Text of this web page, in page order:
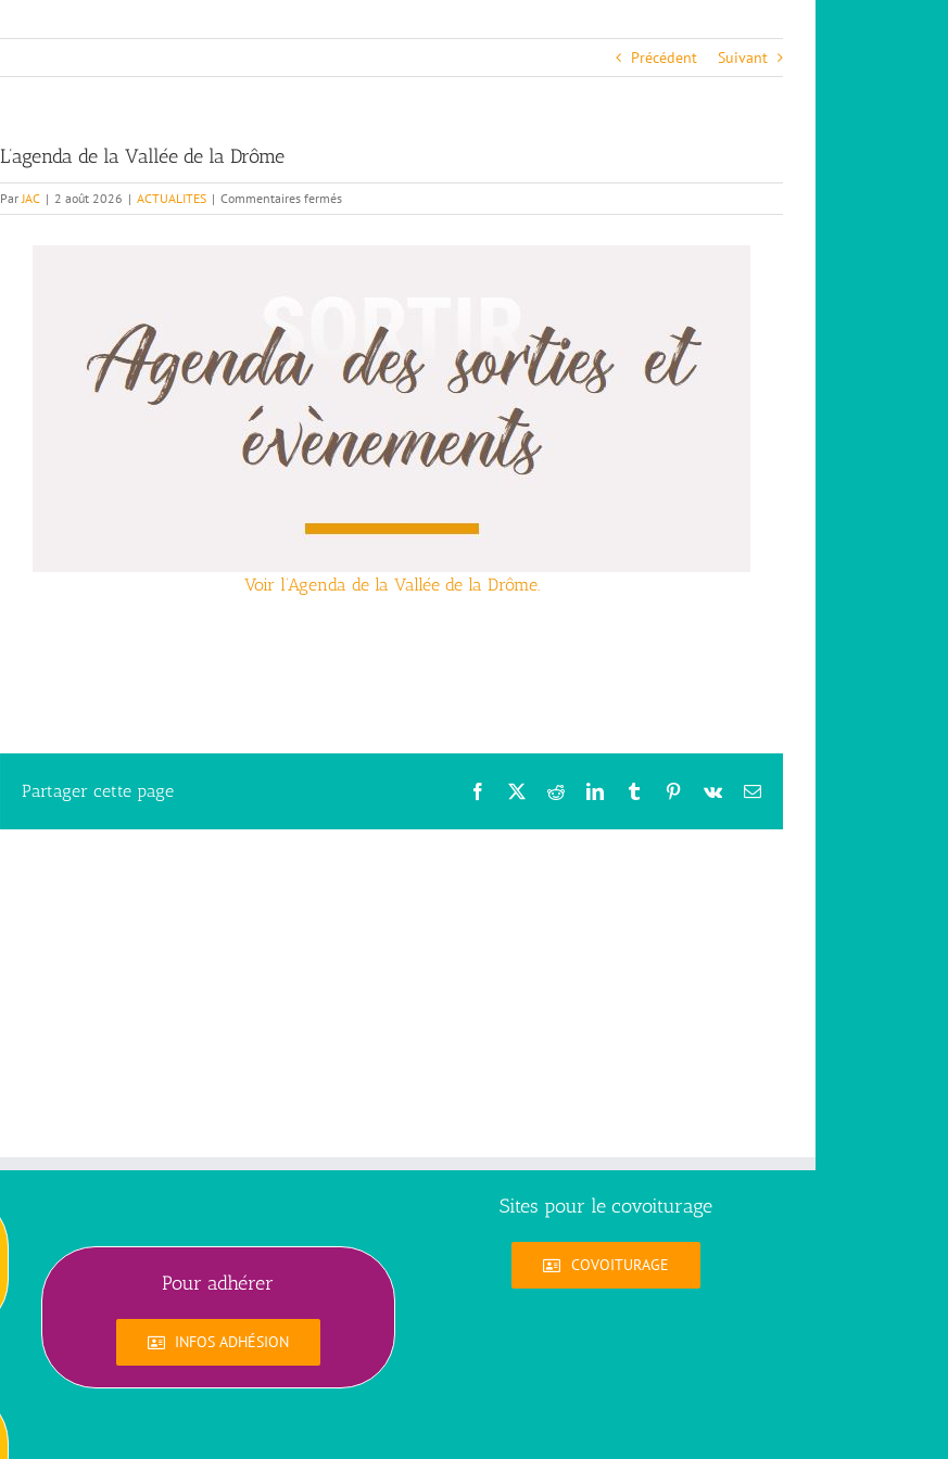
Précédent Suivant
L’agenda de la Vallée de la Drôme
Par JAC | 2 août 2026 | ACTUALITES | Commentaires ferméssur
L’agenda
Drôme
Voir l’Agenda de la Vallée de la Drôme.
Partager cette page Facebook RedditLinkedInTumblr Pinterest
Vk Email
Pour adhérer
INFOS ADHÉSION
Sites pour le covoiturage
COVOITURAGE